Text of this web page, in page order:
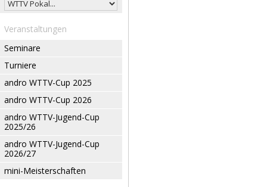
Veranstaltungen
Seminare
Turniere
andro WTTV-Cup 2025
andro WTTV-Cup 2026
andro WTTV-Jugend-Cup
2025/26
andro WTTV-Jugend-Cup
2026/27
mini-Meisterschaften